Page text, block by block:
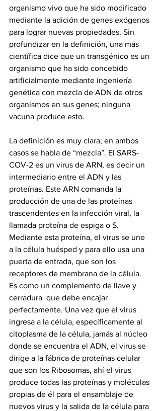
organismo vivo que ha sido modificado
mediante la adición de genes exógenos
para lograr nuevas propiedades. Sin
profundizar en la definición, una más
científica dice que un transgénico es un
organismo que ha sido concebido
artificialmente mediante ingeniería
genética con mezcla de ADN de otros
organismos en sus genes; ninguna
vacuna produce esto.
La definición es muy clara; en ambos
casos se habla de “mezcla”. El SARS-
COV-2 es un virus de ARN, es decir un
intermediario entre el ADN y las
proteínas. Este ARN comanda la
producción de una de las proteínas
trascendentes en la infección viral, la
llamada proteína de espiga o S.
Mediante esta proteína, el virus se une
a la célula huésped y para ello usa una
puerta de entrada, que son los
receptores de membrana de la célula.
Es como un complemento de llave y
cerradura  que debe encajar
perfectamente. Una vez que el virus
ingresa a la célula, específicamente al
citoplasma de la célula, jamás al núcleo
donde se encuentra el ADN, el virus se
dirige a la fábrica de proteínas celular
que son los Ribosomas, ahí el virus
produce todas las proteínas y moléculas
propias de él para el ensamblaje de
nuevos virus y la salida de la célula para